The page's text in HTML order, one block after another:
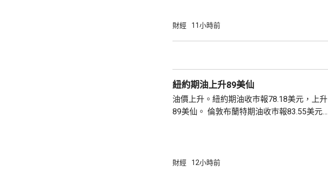
上升47點。 總計整個星期，納指上升5.2%。
財經 11小時前
紐約期油上升89美仙
油價上升。紐約期油收巿報78.18美元，上升
89美仙。 倫敦布蘭特期油收巿報83.55美元，
財經 12小時前